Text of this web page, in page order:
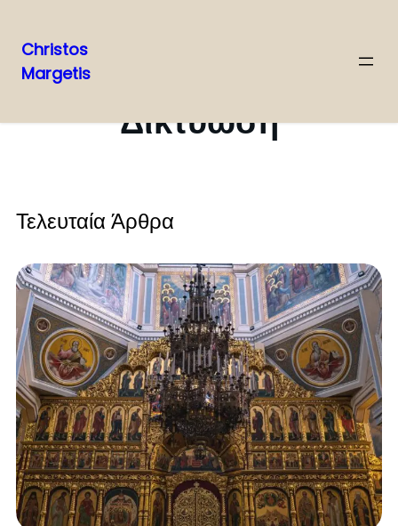
Christos
Margetis
Δικτύωση
Τελευταία Άρθρα